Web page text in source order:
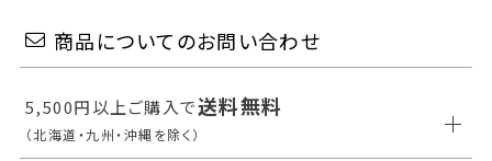
商品についてのお問い合わせ
5,500円以上ご購入で送料無料
（北海道・九州・沖縄を除く）